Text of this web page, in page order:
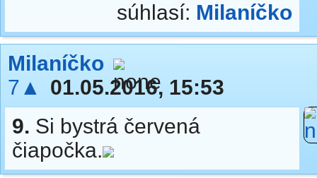
súhlasí: Milaníčko
Milaníčko
7▲
01.05.2016, 15:53
9. Si bystrá červená
čiapočka.